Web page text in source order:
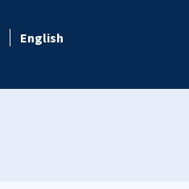
English